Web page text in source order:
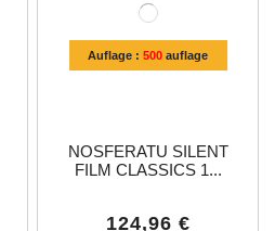
Auflage :500 auflage
NOSFERATU SILENT
FILM CLASSICS 1...
124,96 €